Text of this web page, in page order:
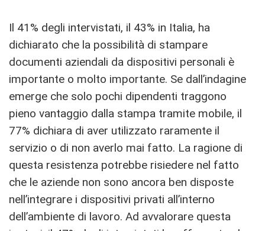
Il 41% degli intervistati, il 43% in Italia, ha
dichiarato che la possibilità di stampare
documenti aziendali da dispositivi personali è
importante o molto importante. Se dall’indagine
emerge che solo pochi dipendenti traggono
pieno vantaggio dalla stampa tramite mobile, il
77% dichiara di aver utilizzato raramente il
servizio o di non averlo mai fatto. La ragione di
questa resistenza potrebbe risiedere nel fatto
che le aziende non sono ancora ben disposte
nell’integrare i dispositivi privati all’interno
dell’ambiente di lavoro. Ad avvalorare questa